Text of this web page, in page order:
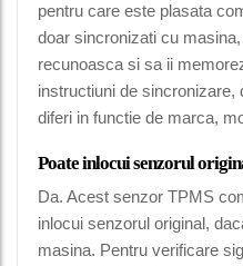
pentru care este plasata
doar sincronizati cu
recunoasca si sa ii
instructiuni de sincronizare,
diferi in functie de marca,
Poate inlocui senzorul
Da. Acest senzor TPMS
inlocui senzorul original,
masina. Pentru verificare